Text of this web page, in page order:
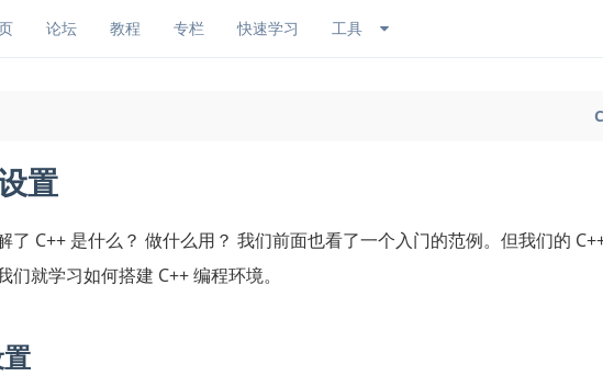
论坛 教程 专栏 快速学习 工具
置
了 C++ 是什么？ 做什么用？ 我们前面也看了一个入门的范例。但我们的
们就学习如何搭建 C++ 编程环境。